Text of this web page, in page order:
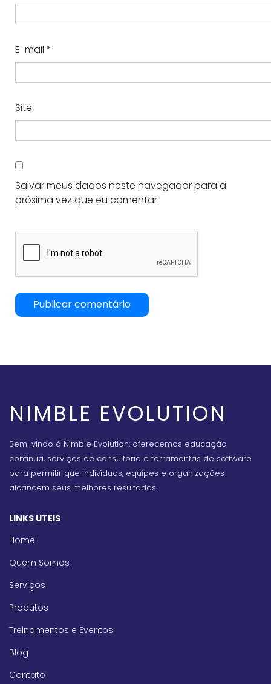
E-mail *
Site
Salvar meus dados neste navegador para a
próxima vez que eu comentar.
NIMBLE EVOLUTION
Bem-vindo à Nimble Evolution: oferecemos educação
contínua, serviços de consultoria e ferramentas de software
para permitir que indivíduos, equipes e organizações
alcancem seus melhores resultados.
LINKS UTEIS
Home
Quem Somos
Serviços
Produtos
Treinamentos e Eventos
Blog
Contato